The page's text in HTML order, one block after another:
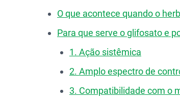
O que acontece quando o
Para que serve o glifosato e
1. Ação sistêmica
2. Amplo espectro de
3. Compatibilidade com o